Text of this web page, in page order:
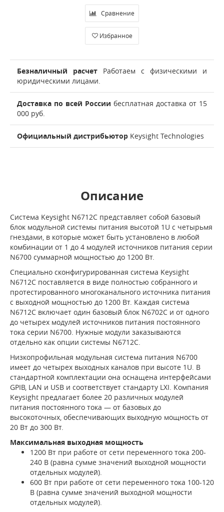
Сравнение
Избранное
Безналичный расчет Работаем с физическими и
юридическими лицами.
Доставка по всей России бесплатная доставка от 15
000 руб.
Официальный дистрибьютор Keysight Technologies
Описание
Система Keysight N6712C представляет собой базовый
блок модульной системы питания высотой 1U с четырьмя
гнездами, в которые может быть установлено в любой
комбинации от 1 до 4 модулей источников питания серии
N6700 суммарной мощностью до 1200 Вт.
Специально сконфигурированная система Keysight
N6712C поставляется в виде полностью собранного и
протестированного многоканального источника питания
с выходной мощностью до 1200 Вт. Каждая система
N6712C включает один базовый блок N6702C и от одного
до четырех модулей источников питания постоянного
тока серии N6700. Нужные модули заказываются
отдельно как опции системы N6712C.
Низкопрофильная модульная система питания N6700
имеет до четырех выходных каналов при высоте 1U. В
стандартной комплектации она оснащена интерфейсами
GPIB, LAN и USB и соответствует стандарту LXI. Компания
Keysight предлагает более 20 различных модулей
питания постоянного тока — от базовых до
высокоточных, обеспечивающих выходную мощность от
20 Вт до 300 Вт.
Максимальная выходная мощность
1200 Вт при работе от сети переменного тока 200-
240 В (равна сумме значений выходной мощности
отдельных модулей).
600 Вт при работе от сети переменного тока 100-120
В (равна сумме значений выходной мощности
отдельных модулей).